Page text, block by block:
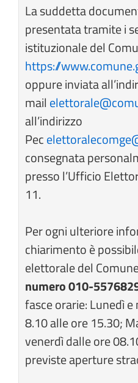
La suddetta
presentata tramite i
istituzionale del
https://
oppure inviata
mail
all’indirizzo
Pec
consegnata
presso l’Ufficio
11.
Per ogni ulteriore
chiarimento è
elettorale del
numero 010-
fasce orarie: Lunedì
8.10 alle ore 15.30;
venerdì dalle ore
previste aperture